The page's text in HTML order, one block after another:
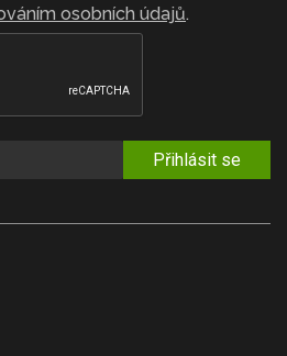
osobních údajů.
Přihlásit se